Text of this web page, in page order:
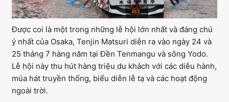
Được coi là một trong những lễ hội lớn nhất và đáng chú
ý nhất của Osaka, Tenjin Matsuri diễn ra vào ngày 24 và
25 tháng 7 hàng năm tại Đền Tenmangu và sông Yodo.
Lễ hội này thu hút hàng triệu du khách với các diễu hành,
múa hát truyền thống, biểu diễn lễ tạ và các hoạt động
ngoài trời.